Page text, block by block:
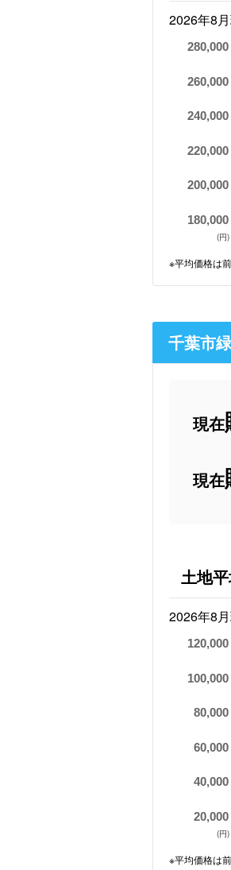
2026年8
180,000
200,000
220,000
240,000
260,000
280,000
(円)
※平均価格は
千葉市
現在
現在
土地
2026年8
20,000
40,000
60,000
80,000
100,000
120,000
(円)
※平均価格は